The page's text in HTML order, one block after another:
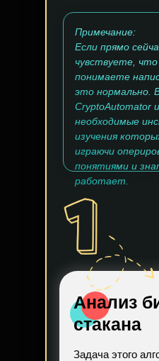
Примечание:
Если прямо
чувствуете,
понимаете
это нормально.
CryptoAutomator
необходимые
изучения
играючи
понятиями и
работает.
Задача этого
Анализ
стакана